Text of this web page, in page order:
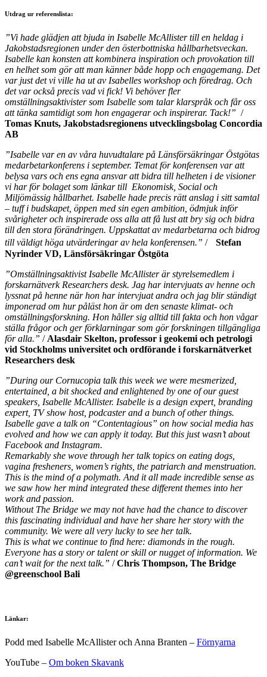
Utdrag ur referenslista:
”Vi hade glädjen att bjuda in Isabelle McAllister till en heldag i
Jakobstadsregionen under den österbottniska hållbarhetsveckan.
Isabelle kan konsten att kombinera inspiration och provokation till
en helhet som gör att man känner både hopp och engagemang. Det
var just det vi ville ha ut av Isabelles workshop och föredrag. Och
det var också precis vad vi fick! Vi behöver fler
omställningsaktivister som Isabelle som talar klarspråk och får oss
att tänka samtidigt som hon engagerar och inspirerar. Tack!” /
Tomas Knuts, Jakobstadsregionens utvecklingsbolag Concordia
AB
”Isabelle var en av våra huvudtalare på Länsförsäkringar Östgötas
medarbetarkonferens i september. Temat för konferensen var att
belysa vars och ens egna ansvar att bidra till helheten i de visioner
vi har för bolaget som länkar till Ekonomisk, Social och
Miljömässig hållbarhet. Isabelle hade precis rätt anslag i sitt samtal
– tuff i budskapet, öppen med sin egen ambition, ödmjuk inför
svårigheter och inspirerade oss alla att få lust att bry sig och bidra
till den stora förändringen. Uppskattat av medarbetarna och bidrog
till väldigt höga utvärderingar av hela konferensen.” / Stefan
Nyrinder VD, Länsförsäkringar Östgöta
”Omställningsaktivist Isabelle McAllister är styrelsemedlem i
forskarnätverk Researchers desk. Jag har intervjuats av henne och
lyssnat på henne när hon har intervjuat andra och jag blir ständigt
imponerad om hur påläst hon är om den senaste klimat- och
omställningsforskning. Hon håller sig alltid till fakta och hon vågar
ställa frågor och ger förklarningar som gör forskningen tillgängliga
för alla.” / Alasdair Skelton, professor i geokemi och petrologi
vid Stockholms universitet och ordförande i forskarnätverket
Researchers desk
”During our Cornucopia talk this week we were mesmerized,
entertained, a bit shocked and enlightened by one of our guest
speakers, Isabelle McAllister. Isabelle is a design expert, branding
expert, TV show host, podcaster and a bunch of other things.
Isabelle gave a talk on “Contentagious” on how social media has
evolved and how we can apply it today. But this just wasn’t about
Facebook and Instagram.
Remarkably she wove through her talk topics on eating dogs,
vagina fresheners, women’s rights, the patriarch and menstruation.
This is the mind of a polymath. And it all made incredible sense as
we saw how her mind integrated these different themes into her
work and passion.
Without The Bridge we may not have had the chance to discover
this fascinating individual and have her share her story with the
community. We were all very lucky to see her talk.
This is what we continue to find here: diamonds in the rough.
Everyone has a story or talent or skill or nugget of information. We
can’t wait for the next talk.” /Chris Thompson, The Bridge
@greenschool Bali
Länkar:
Podd med Isabelle McAllister och Anna Branten – Förnyarna
YouTube – Om boken Skavank